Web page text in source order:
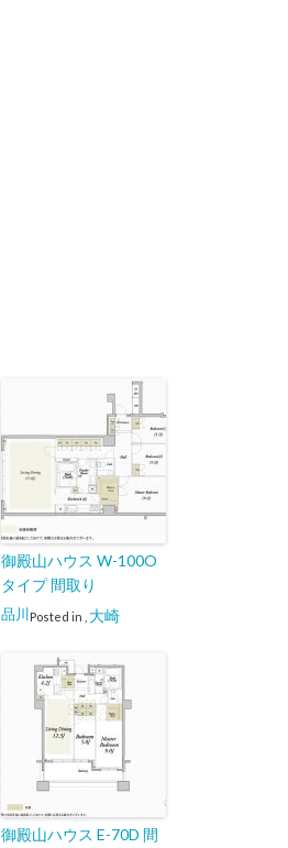
御殿山ハウス W-100O
タイプ 間取り
Posted in
品川 大崎
御殿山ハウス E-70D 間